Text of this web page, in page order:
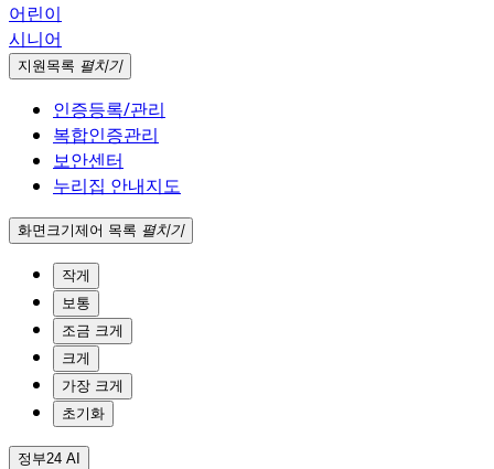
어린이
시니어
지원 목록 펼치기
인증등록/관리
복합인증관리
보안센터
누리집 안내지도
화면크기제어 목록 펼치기
작게
보통
조금 크게
크게
가장 크게
초기화
정부24 AI